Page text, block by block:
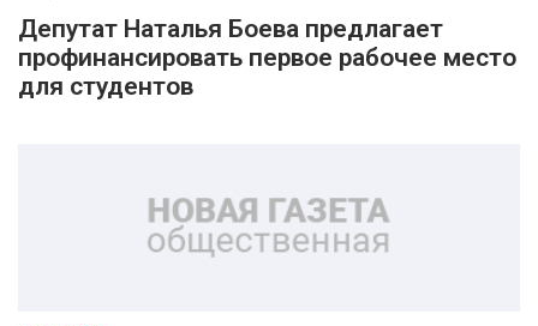
Депутат Наталья Боева предлагает
профинансировать первое рабочее место
для студентов